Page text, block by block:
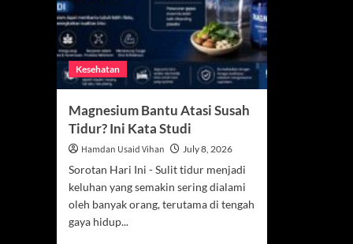
Kesehatan
Magnesium Bantu Atasi Susah
Tidur? Ini Kata Studi
Hamdan Usaid Vihan July 8, 2026
Sorotan Hari Ini - Sulit tidur menjadi
keluhan yang semakin sering dialami
oleh banyak orang, terutama di tengah
gaya hidup...